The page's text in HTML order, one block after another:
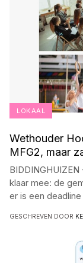
LOKAAL
Wethouder
MFG2, maar
klaar mee: de
er is een
GESCHREVEN DOOR